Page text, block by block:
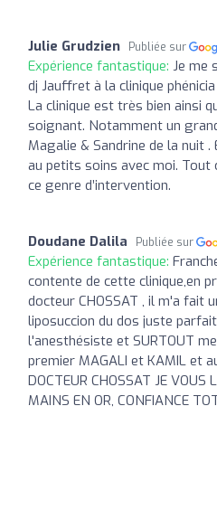
Julie Grudzien Publiée sur
Expérience fantastique: Je me
dj Jauffret à la clinique
La clinique est très bien ainsi
soignant. Notamment un
Magalie & Sandrine de la nuit
au petits soins avec moi. Tout
ce genre d’intervention.
Doudane Dalila Publiée sur
Expérience fantastique:
contente de cette clinique,en
docteur CHOSSAT , il m'a fait
liposuccion du dos juste
l'anesthésiste et SURTOUT
premier MAGALI et KAMIL et
DOCTEUR CHOSSAT JE VOUS
MAINS EN OR, CONFIANCE